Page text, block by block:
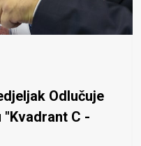
Odlučuje
"Kvadrant C -